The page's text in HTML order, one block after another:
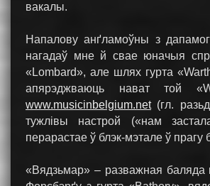
вакалы.
Напалову анґламоўны з
нагадаў мне й свае юначыя
«Lombard», але шлях гурта
апярэджваюць нават той
www.musicinbelgium.net(гл.
тужлівы настрой («нам
перарастае ў блэк-мэтале ў
«Вядзьмар» – разважная баляда